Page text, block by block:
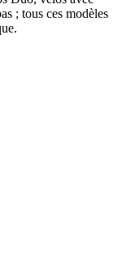
; tous ces modèles